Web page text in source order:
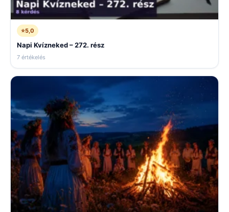
⭐5,0
Napi Kvízneked – 272. rész
7 értékelés